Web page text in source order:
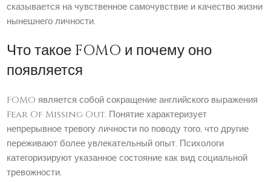
сказывается на чувственное самочувствие и качество жизни
нынешнего личности.
Что такое FOMO и почему оно
появляется
FOMO является собой сокращение английского выражения
Fear Of Missing Out. Понятие характеризует
непрерывное тревогу личности по поводу того, что другие
переживают более увлекательный опыт. Психологи
категоризируют указанное состояние как вид социальной
тревожности.